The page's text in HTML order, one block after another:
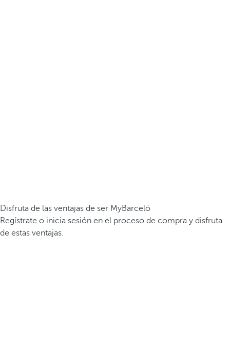
Disfruta de las ventajas de ser MyBarceló
Regístrate o inicia sesión en el proceso de compra y disfruta
de estas ventajas.